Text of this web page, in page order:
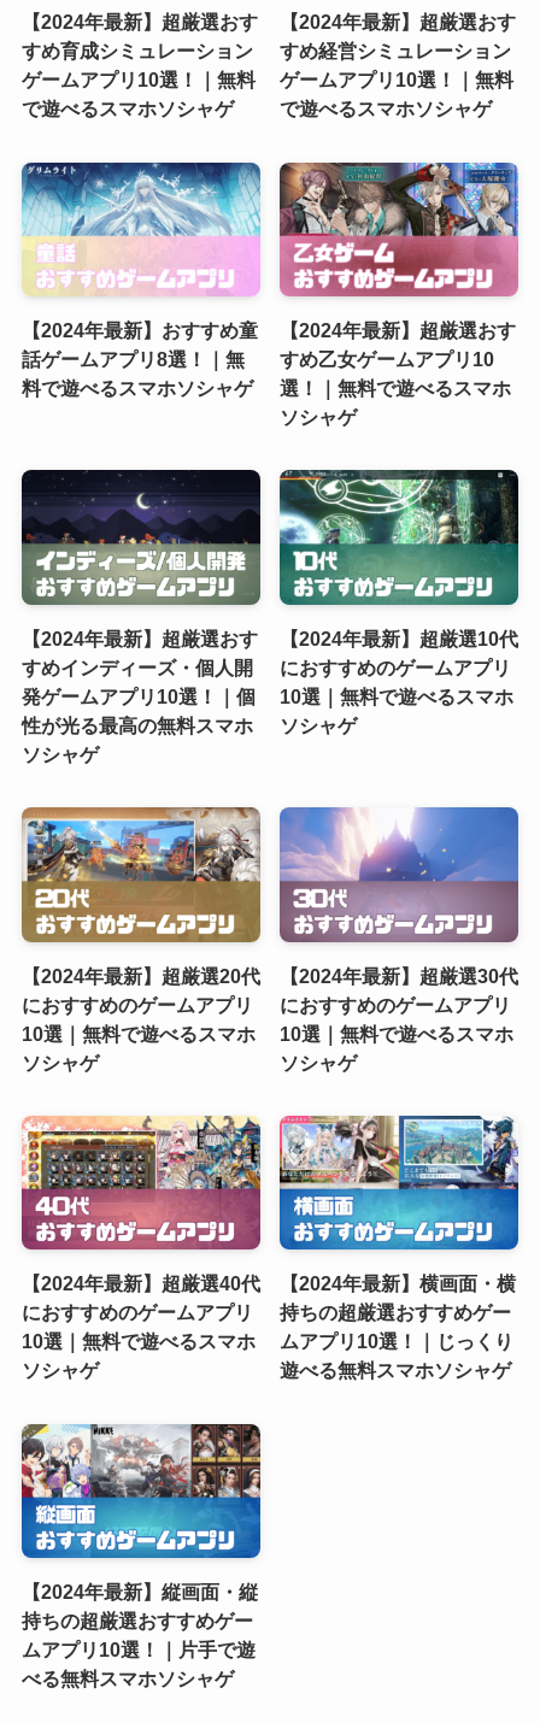
【2024年最新】超厳選おす
すめ育成シミュレーション
ゲームアプリ10選！｜無料
で遊べるスマホソシャゲ
【2024年最新】超厳選おす
すめ経営シミュレーション
ゲームアプリ10選！｜無料
で遊べるスマホソシャゲ
【2024年最新】おすすめ童
話ゲームアプリ8選！｜無
料で遊べるスマホソシャゲ
【2024年最新】超厳選おす
すめ乙女ゲームアプリ10
選！｜無料で遊べるスマホ
ソシャゲ
【2024年最新】超厳選おす
すめインディーズ・個人開
発ゲームアプリ10選！｜個
性が光る最高の無料スマホ
ソシャゲ
【2024年最新】超厳選10代
におすすめのゲームアプリ
10選｜無料で遊べるスマホ
ソシャゲ
【2024年最新】超厳選20代
におすすめのゲームアプリ
10選｜無料で遊べるスマホ
ソシャゲ
【2024年最新】超厳選30代
におすすめのゲームアプリ
10選｜無料で遊べるスマホ
ソシャゲ
【2024年最新】超厳選40代
におすすめのゲームアプリ
10選｜無料で遊べるスマホ
ソシャゲ
【2024年最新】横画面・横
持ちの超厳選おすすめゲー
ムアプリ10選！｜じっくり
遊べる無料スマホソシャゲ
【2024年最新】縦画面・縦
持ちの超厳選おすすめゲー
ムアプリ10選！｜片手で遊
べる無料スマホソシャゲ